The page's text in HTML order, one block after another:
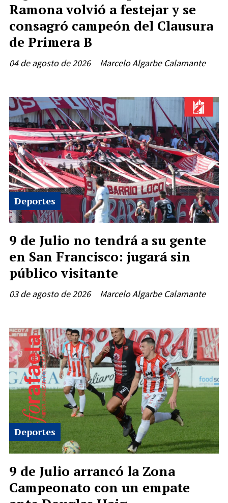
Ramona volvió a festejar y se
consagró campeón del Clausura
de Primera B
Marcelo Algarbe Calamante
04 de agosto de 2026
9 de Julio no tendrá a su gente
en San Francisco: jugará sin
público visitante
Marcelo Algarbe Calamante
Deportes
03 de agosto de 2026
9 de Julio arrancó la Zona
Campeonato con un empate
Deportes